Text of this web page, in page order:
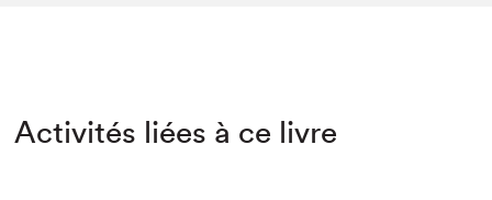
Activités liées à ce livre